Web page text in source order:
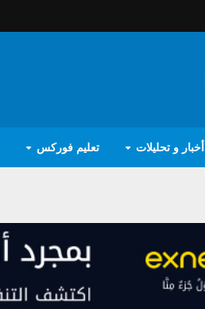
أخبار و تحليلات تعليم فوركس